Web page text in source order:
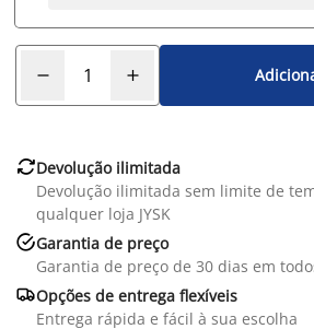
Devolução ilimitada
Devolução ilimitada sem limite de
qualquer loja JYSK
Garantia de preço
Garantia de preço de 30 dias em
Opções de entrega flexíveis
Entrega rápida e fácil à sua escolha